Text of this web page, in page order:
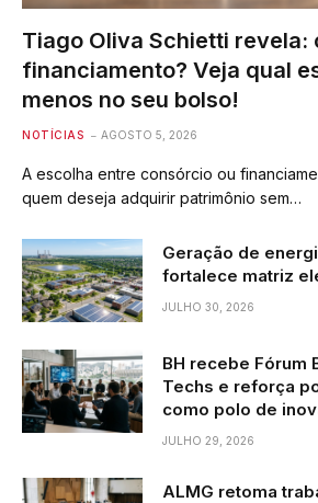
Tiago Oliva Schietti revela:
financiamento? Veja qual
menos no seu bolso!
NOTÍCIAS AGOSTO 5, 2026
A escolha entre consórcio ou
quem deseja adquirir patrimônio sem…
Geração de
fortalece matriz
JULHO 30, 2026
BH recebe Fórum
Techs e reforça
como polo de
JULHO 29, 2026
ALMG retoma